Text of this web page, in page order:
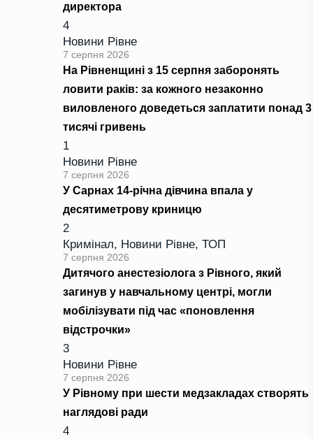
директора
4
Новини Рівне
7 серпня 2026
На Рівненщині з 15 серпня заборонять
ловити раків: за кожного незаконно
виловленого доведеться заплатити понад 3
тисячі гривень
1
Новини Рівне
7 серпня 2026
У Сарнах 14-річна дівчина впала у
десятиметрову криницю
2
Кримінал, Новини Рівне, ТОП
7 серпня 2026
Дитячого анестезіолога з Рівного, який
загинув у навчальному центрі, могли
мобілізувати під час «поновлення
відстрочки»
3
Новини Рівне
7 серпня 2026
У Рівному при шести медзакладах створять
наглядові ради
4